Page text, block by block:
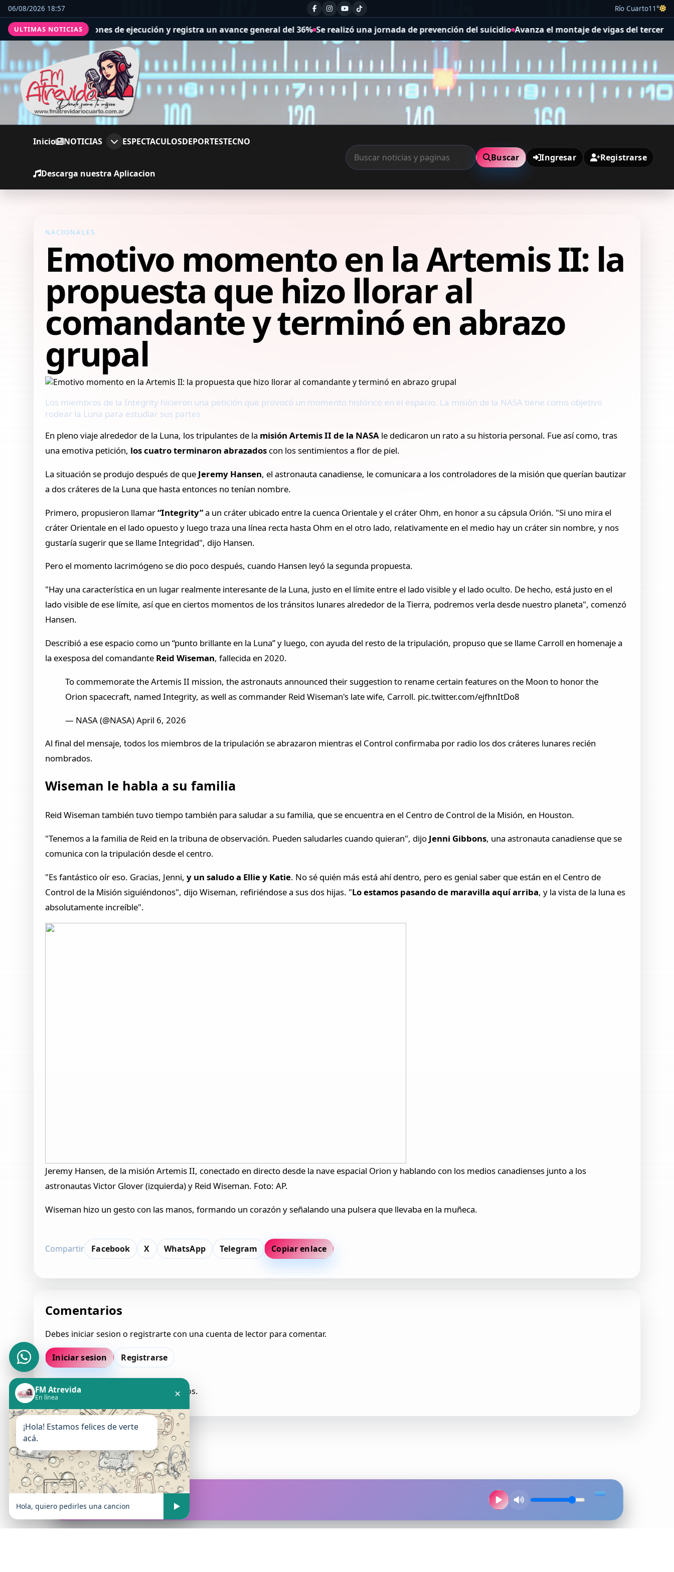
06/08/2026 18:57 Río Cuarto11°
ULTIMAS NOTICIAS
de ejecución y registra un avance general del 36% Se realizó una jornada de prevención del suicidio Avanza el montaje de vigas del tercer puente del
Inicio NOTICIAS ESPECTACULOSDEPORTESTECNO
Descarga nuestra Aplicacion
Buscar Ingresar Registrarse
NACIONALES
Emotivo momento en la Artemis II: la
propuesta que hizo llorar al
comandante y terminó en abrazo
grupal
Los miembros de la Integrity hicieron una petición que provocó un momento histórico en el espacio. La misión de la NASA tiene como objetivo
rodear la Luna para estudiar sus partes
En pleno viaje alrededor de la Luna, los tripulantes de la misión Artemis II de la NASA le dedicaron un rato a su historia personal. Fue así como, tras
una emotiva petición, los cuatro terminaron abrazados con los sentimientos a flor de piel.
La situación se produjo después de que Jeremy Hansen, el astronauta canadiense, le comunicara a los controladores de la misión que querían bautizar
a dos cráteres de la Luna que hasta entonces no tenían nombre.
Primero, propusieron llamar“Integrity”a un cráter ubicado entre la cuenca Orientale y el cráter Ohm, en honor a su cápsula Orión. "Si uno mira el
cráter Orientale en el lado opuesto y luego traza una línea recta hasta Ohm en el otro lado, relativamente en el medio hay un cráter sin nombre, y nos
gustaría sugerir que se llame Integridad", dijo Hansen.
Pero el momento lacrimógeno se dio poco después, cuando Hansen leyó la segunda propuesta.
"Hay una característica en un lugar realmente interesante de la Luna, justo en el límite entre el lado visible y el lado oculto. De hecho, está justo en el
lado visible de ese límite, así que en ciertos momentos de los tránsitos lunares alrededor de la Tierra, podremos verla desde nuestro planeta", comenzó
Hansen.
Describió a ese espacio como un “punto brillante en la Luna” y luego, con ayuda del resto de la tripulación, propuso que se llame Carroll en homenaje a
la exesposa del comandante Reid Wiseman, fallecida en 2020.
To commemorate the Artemis II mission, the astronauts announced their suggestion to rename certain features on the Moon to honor the
Orion spacecraft, named Integrity, as well as commander Reid Wiseman's late wife, Carroll. pic.twitter.com/ejfhnItDo8
— NASA (@NASA) April 6, 2026
Al final del mensaje, todos los miembros de la tripulación se abrazaron mientras el Control confirmaba por radio los dos cráteres lunares recién
nombrados.
Wiseman le habla a su familia
Reid Wiseman también tuvo tiempo también para saludar a su familia, que se encuentra en el Centro de Control de la Misión, en Houston.
"Tenemos a la familia de Reid en la tribuna de observación. Pueden saludarles cuando quieran", dijo Jenni Gibbons, una astronauta canadiense que se
comunica con la tripulación desde el centro.
"Es fantástico oír eso. Gracias, Jenni,y un saludo a Ellie y Katie. No sé quién más está ahí dentro, pero es genial saber que están en el Centro de
Control de la Misión siguiéndonos", dijo Wiseman, refiriéndose a sus dos hijas. "Lo estamos pasando de maravilla aquí arriba, y la vista de la luna es
absolutamente increíble".
Jeremy Hansen, de la misión Artemis II, conectado en directo desde la nave espacial Orion y hablando con los medios canadienses junto a los
astronautas Victor Glover (izquierda) y Reid Wiseman. Foto: AP.
Wiseman hizo un gesto con las manos, formando un corazón y señalando una pulsera que llevaba en la muñeca.
Compartir Facebook X WhatsApp Telegram Copiar enlace
Comentarios
Debes iniciar sesion o registrarte con una cuenta de lector para comentar.
Iniciar sesion Registrarse
Todavia no hay comentarios aprobados.
FM Atrevida
En vivo
FM Atrevida
En línea ×
¡Hola! Estamos felices de verte
acá.